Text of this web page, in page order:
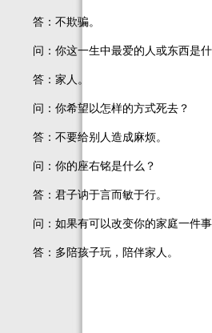
答：不欺骗。
问：你这一生中最爱的人或东西是什
答：家人。
问：你希望以怎样的方式死去？
答：不要给别人造成麻烦。
问：你的座右铭是什么？
答：君子讷于言而敏于行。
问：如果有可以改变你的家庭一件事
答：多陪孩子玩，陪伴家人。